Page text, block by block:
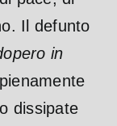
Il defunto
in
dissipate